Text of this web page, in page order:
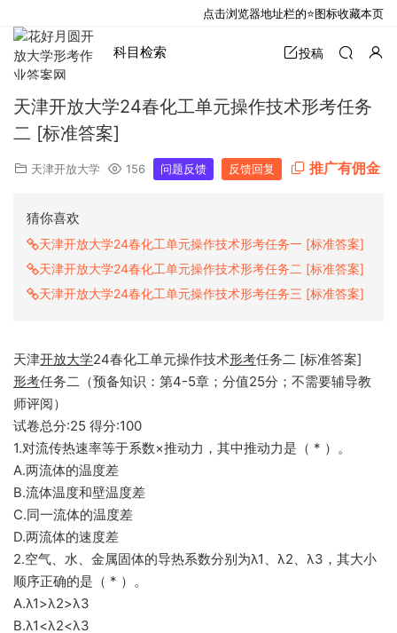
科目检索 投稿
天津开放大学24春化工单元操作技术形考任务
二 [标准答案]
天津开放大学 156 问题反馈 反馈回复 推广有佣金
猜你喜欢
天津开放大学24春化工单元操作技术形考任务一 [标准答案]
天津开放大学24春化工单元操作技术形考任务二 [标准答案]
天津开放大学24春化工单元操作技术形考任务三 [标准答案]
天津开放大学24春化工单元操作技术形考任务二 [标准答案]
形考任务二（预备知识：第4-5章；分值25分；不需要辅导教
师评阅）
试卷总分:25 得分:100
1.对流传热速率等于系数×推动力，其中推动力是（ * ）。
A.两流体的温度差
B.流体温度和壁温度差
C.同一流体的温度差
D.两流体的速度差
2.空气、水、金属固体的导热系数分别为λ1、λ2、λ3，其大小
顺序正确的是（ * ）。
A.λ1>λ2>λ3
B.λ1<λ2<λ3
点击浏览器地址栏的⭐图标收藏本页